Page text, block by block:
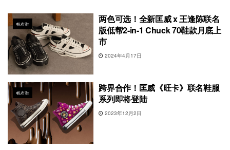
帆布鞋
两色可选！全新匡威 x 王逢陈联名
版低帮2-in-1 Chuck 70鞋款月底上
市
2024年4月17日
帆布鞋
跨界合作！匡威《旺卡》联名鞋服
系列即将登陆
2023年12月2日